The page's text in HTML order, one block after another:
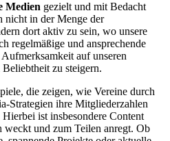
Medien gezielt und mit Bedacht
nicht in der Menge der
dort aktiv zu sein, wo unsere
regelmäßige und ansprechende
auf unseren
zu steigern.
die zeigen, wie Vereine durch
Strategien ihre Mitgliederzahlen
ist insbesondere Content
weckt und zum Teilen anregt. Ob